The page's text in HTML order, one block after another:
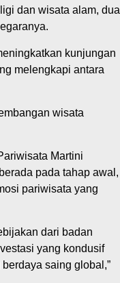
dan wisata alam, dua
kunjungan
melengkapi antara
wisata
Martini
pada tahap awal,
pariwisata yang
dari badan
yang kondusif
saing global,”